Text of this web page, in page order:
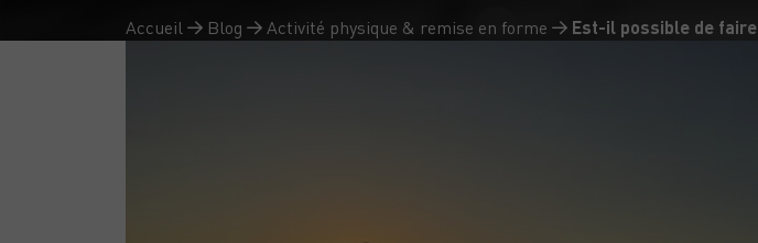
Accueil Blog Activité physique & remise en forme Est-il possible de